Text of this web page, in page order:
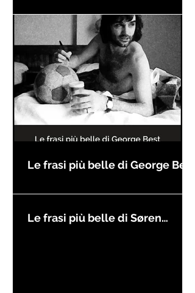
Le frasi più belle di George Best
Le frasi più belle di Søren